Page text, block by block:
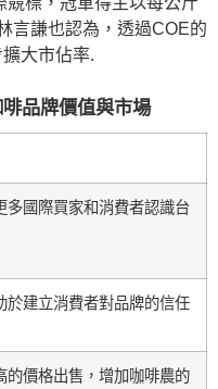
言謙也認為，透過COE的
大市佔率.
品牌價值與市場
多國際買家和消費者認識台
於建立消費者對品牌的信任
的價格出售，增加咖啡農的